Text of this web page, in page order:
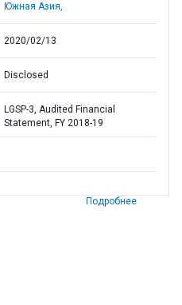
Южная Азия,
2020/02/13
Disclosed
LGSP-3, Audited Financial
Statement, FY 2018-19
Подробнее